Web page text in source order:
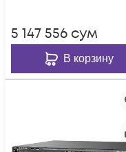
5 147 556 сум
В корзину